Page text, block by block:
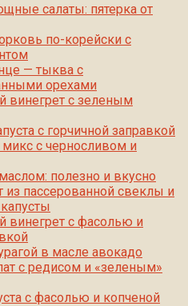
салаты: пятерка от
по-корейски с
— тыква с
орехами
винегрет с зеленым
с горчичной заправкой
с черносливом и
полезно и вкусно
из пассерованной свеклы и
винегрет с фасолью и
в масле авокадо
с редисом и «зеленым»
с фасолью и копченой